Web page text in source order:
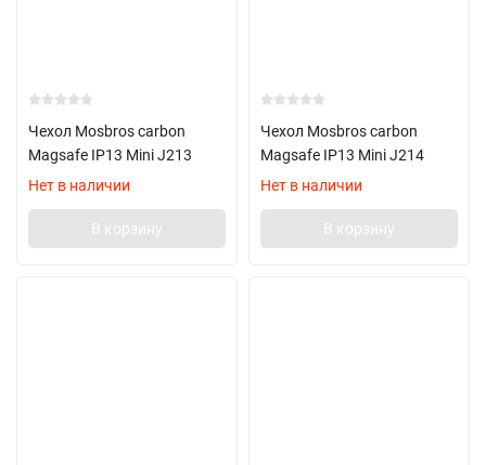
Чехол Mosbros carbon
Magsafe IP13 Mini J213
Нет в наличии
В корзину
Чехол Mosbros carbon
Magsafe IP13 Mini J214
Нет в наличии
В корзину